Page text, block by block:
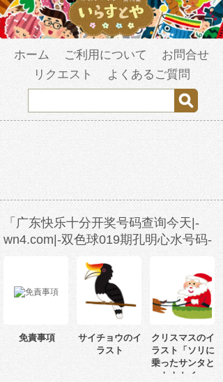
ホーム ご利用について
お問合せ
リクエスト
よくあるご質問
「广东快乐十分开奖号码查询今天|-
wn4.com|-双色球019期孔明心水号码-
w3b2s1-2023年3月27日17时46分26
秒-1cxo4hmsq.com」の検索結果
免責事項
サイチョウのイ
ラスト
クリスマスのイ
ラスト「ソリに
乗ったサンタと
トナカイ」